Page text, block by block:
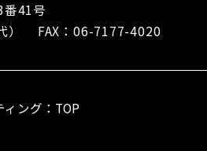
番41号
代） FAX：06-7177-4020
ング：TOP